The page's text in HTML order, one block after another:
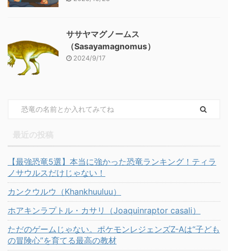
ササヤマグノームス
（Sasayamagnomus）
2024/9/17
【最強恐竜5選】本当に強かった恐竜ランキング！ティラ
ノサウルスだけじゃない！
カンクウルウ（Khankhuuluu）
ホアキンラプトル・カサリ（Joaquinraptor casali）
ただのゲームじゃない。ポケモンレジェンズZ-Aは“子ども
の冒険心”を育てる最高の教材